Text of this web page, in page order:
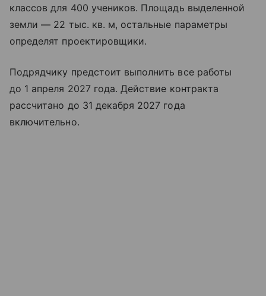
классов для 400 учеников. Площадь выделенной
земли — 22 тыс. кв. м, остальные параметры
определят проектировщики.
Подрядчику предстоит выполнить все работы
до 1 апреля 2027 года. Действие контракта
рассчитано до 31 декабря 2027 года
включительно.